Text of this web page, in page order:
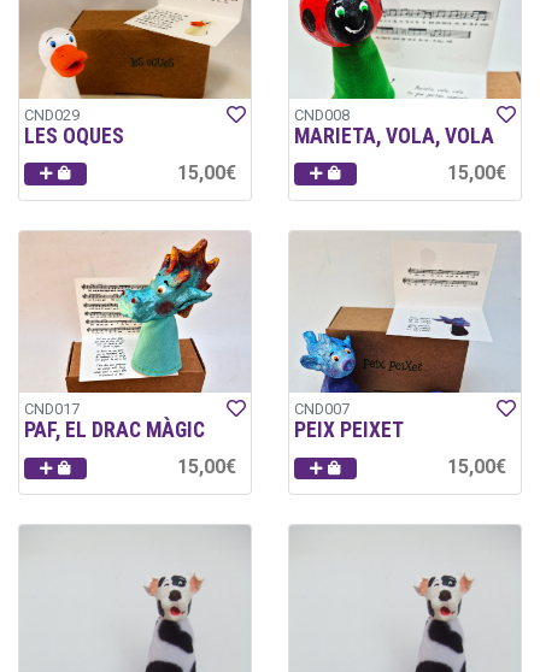
CND029
LES OQUES
15,00€
CND008
MARIETA, VOLA, VOLA
15,00€
CND017
PAF, EL DRAC MÀGIC
15,00€
CND007
PEIX PEIXET
15,00€